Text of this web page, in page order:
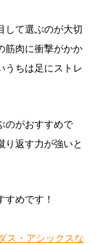
して選ぶのが大切
筋肉に衝撃がかか
うちは足にストレ
のがおすすめで
り返す力が強いと
めです！
ス・アシックスな